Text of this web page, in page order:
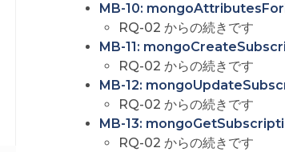
MB-10:
RQ-02 からの続きです
MB-11:
RQ-02 からの続きです
MB-12:
RQ-02 からの続きです
MB-13:
RQ-02 からの続きです